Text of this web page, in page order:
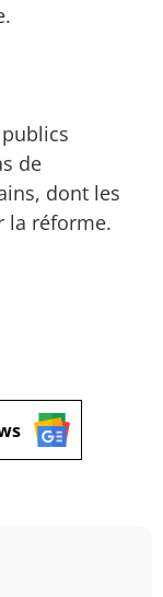
de
dont les
la réforme.